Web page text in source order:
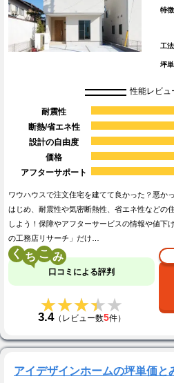
特徴
工法
坪
性能レビュ
耐震性
断熱/省エネ性
設計の自由度
価格
アフターサポート
ワウハウスで注文住宅を建てて良かった？悪か
はじめ、耐震性や気密断熱性、省エネ性などの
しよう！保障やアフターサービスの情報や値下
の工務店リサーチ」だけ…
く こ
口コミによる評判
★★★★★
★★★★★
3.4（レビュー数5件）
アイデザインホームの坪単価と